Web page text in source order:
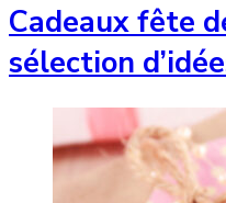
Cadeaux fête
sélection